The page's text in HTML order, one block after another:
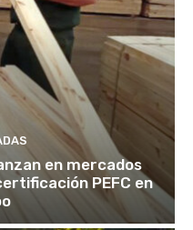
en mercados
PEFC en